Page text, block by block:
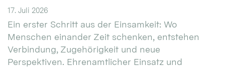
17. Juli 2026
Ein erster Schritt aus der Einsamkeit: Wo
Menschen einander Zeit schenken, entstehen
Verbindung, Zugehörigkeit und neue
Perspektiven. Ehrenamtlicher Einsatz und